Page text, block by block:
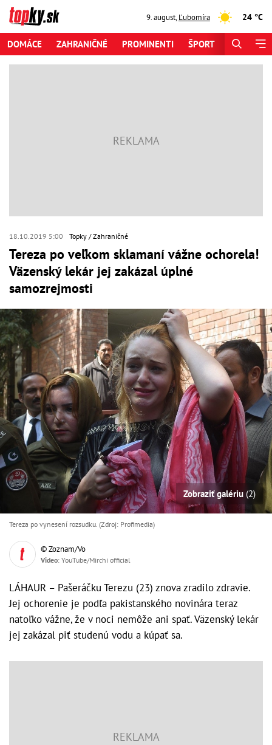
9. august,Ľubomíra 24 °C
DOMÁCE ZAHRANIČNÉ PROMINENTI ŠPORT
18.10.2019 5:00 Topky Zahraničné
Tereza po veľkom sklamaní vážne ochorela!
Väzenský lekár jej zakázal úplné
samozrejmosti
Zobraziť galériu (2)
Tereza po vynesení rozsudku. (Zdroj: Profimedia)
© Zoznam/Vo
Video: YouTube/Mirchi official
LÁHAUR – Pašeráčku Terezu (23) znova zradilo zdravie.
Jej ochorenie je podľa pakistanského novinára teraz
natoľko vážne, že v noci nemôže ani spať. Väzenský lekár
jej zakázal piť studenú vodu a kúpať sa.